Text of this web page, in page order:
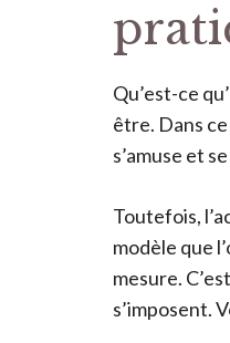
Qu’est-ce
être. Dans
s’amuse et
Toutefois,
modèle que
mesure.
s’imposent.